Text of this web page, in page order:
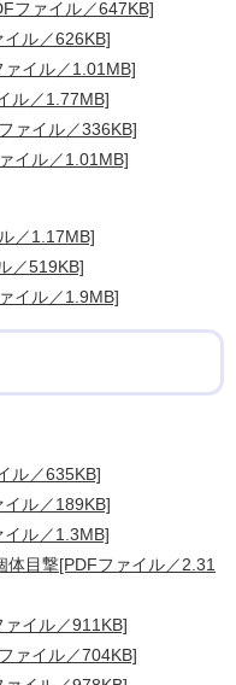
ファイル／647KB]
ル／626KB]
イル／1.01MB]
ル／1.77MB]
ァイル／336KB]
イル／1.01MB]
／1.17MB]
／519KB]
イル／1.9MB]
ル／635KB]
ル／189KB]
ル／1.3MB]
目撃[PDFファイル／2.31
イル／911KB]
ァイル／704KB]